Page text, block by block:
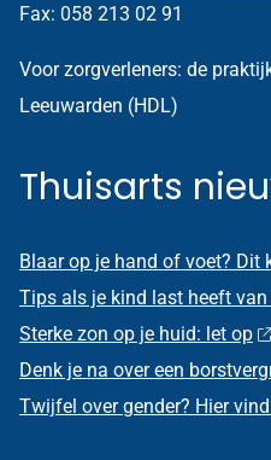
Fax: 058 213 02 91
Voor zorgverleners: de
Leeuwarden (HDL)
Thuisarts
Blaar op je hand of voet? Dit
Tips als je kind last heeft van
Sterke zon op je huid: let op
Denk je na over een
Twijfel over gender? Hier